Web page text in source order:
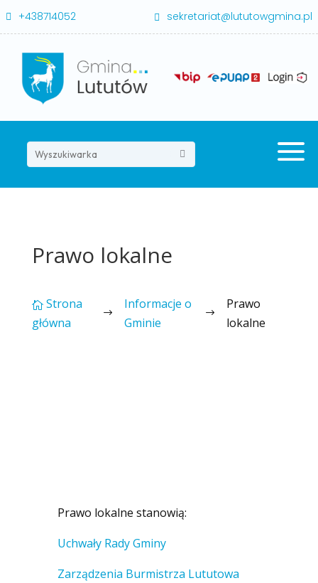
 +438714052  sekretariat@lututowgmina.pl
 a
Prawo lokalne
Strona
główna
$
Informacje o
Gminie
$
Prawo
lokalne
Prawo lokalne stanowią:
Uchwały Rady Gminy
Zarządzenia Burmistrza Lututowa